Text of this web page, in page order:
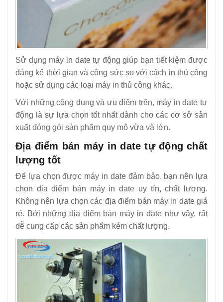
Sử dụng máy in date tự động giúp bạn tiết kiệm được
đáng kể thời gian và công sức so với cách in thủ công
hoặc sử dụng các loại máy in thủ công khác.
Với những công dụng và ưu điểm trên, máy in date tự
động là sự lựa chọn tốt nhất dành cho các cơ sở sản
xuất đóng gói sản phẩm quy mô vừa và lớn.
Địa điểm bán máy in date tự động chất
lượng tốt
Để lựa chọn được máy in date đảm bảo, bạn nên lựa
chọn địa điểm bán máy in date uy tín, chất lượng.
Không nên lựa chọn các địa điểm bán máy in date giá
rẻ. Bởi những địa điểm bán máy in date như vậy, rất
dễ cung cấp các sản phẩm kém chất lượng.